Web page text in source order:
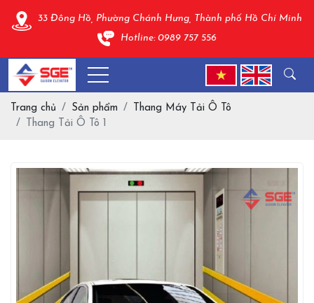
33 Đông Hồ, Phường Chánh Hưng, Thành phố Hồ Chí Minh
Hotline: 0989 757 556
Trang chủ Sản phẩm
Thang Máy Tải Ô Tô
Thang Tải Ô Tô 1